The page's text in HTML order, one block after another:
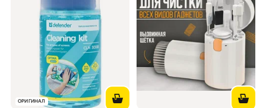
ОРИГИНАЛ